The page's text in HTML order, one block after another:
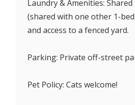
Laundry & Amenities:
(shared with one other 1-
and access to a fenced yard.
Parking: Private off-street
Pet Policy: Cats welcome!